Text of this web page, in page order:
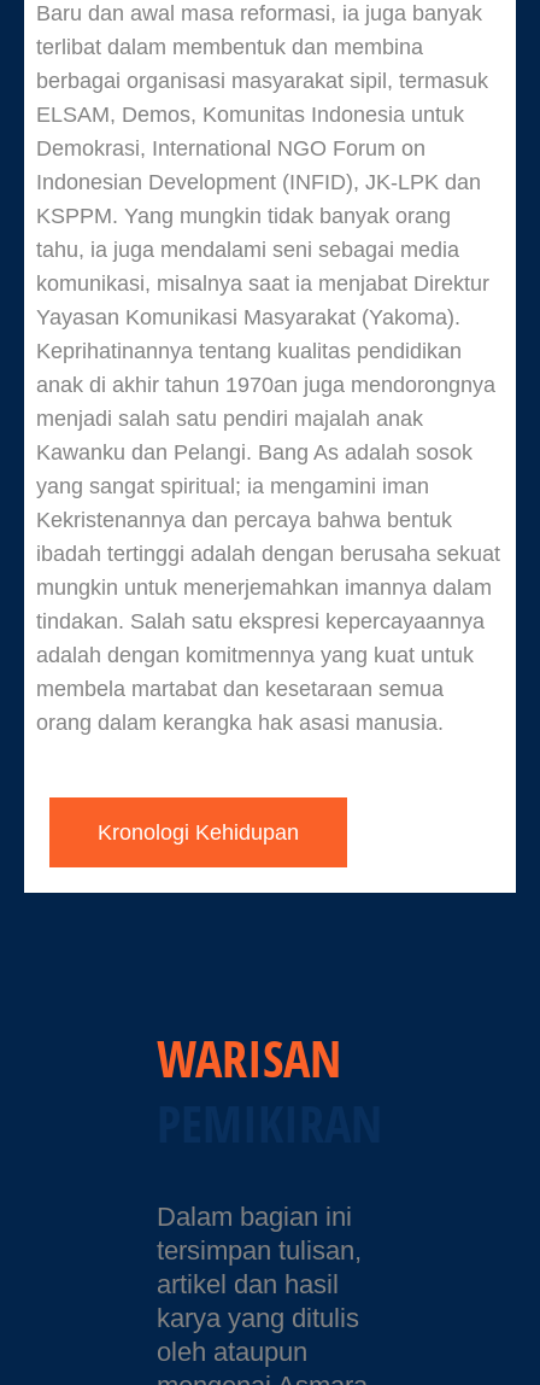
Baru dan awal masa reformasi, ia juga banyak
terlibat dalam membentuk dan membina
berbagai organisasi masyarakat sipil, termasuk
ELSAM, Demos, Komunitas Indonesia untuk
Demokrasi, International NGO Forum on
Indonesian Development (INFID), JK-LPK dan
KSPPM. Yang mungkin tidak banyak orang
tahu, ia juga mendalami seni sebagai media
komunikasi, misalnya saat ia menjabat Direktur
Yayasan Komunikasi Masyarakat (Yakoma).
Keprihatinannya tentang kualitas pendidikan
anak di akhir tahun 1970an juga mendorongnya
menjadi salah satu pendiri majalah anak
Kawanku dan Pelangi. Bang As adalah sosok
yang sangat spiritual; ia mengamini iman
Kekristenannya dan percaya bahwa bentuk
ibadah tertinggi adalah dengan berusaha sekuat
mungkin untuk menerjemahkan imannya dalam
tindakan. Salah satu ekspresi kepercayaannya
adalah dengan komitmennya yang kuat untuk
membela martabat dan kesetaraan semua
orang dalam kerangka hak asasi manusia.
Kronologi Kehidupan
WARISAN
Dalam bagian ini
tersimpan tulisan,
artikel dan hasil
karya yang ditulis
oleh ataupun